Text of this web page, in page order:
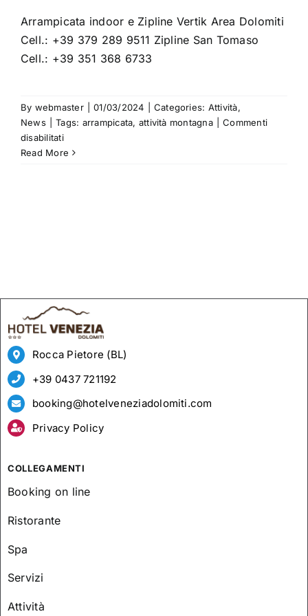
Arrampicata indoor e Zipline Vertik Area Dolomiti
Cell.: +39 379 289 9511 Zipline San Tomaso
Cell.: +39 351 368 6733
By webmaster 01/03/2024 Categories: Attività,
News
Tags: arrampicata, attività montagna
Commenti
disabilitatisu
Arrampicata
Read More
Rocca Pietore (BL)
+39 0437 721192
booking@hotelveneziadolomiti.com
Privacy Policy
COLLEGAMENTI
Booking on line
Ristorante
Spa
Servizi
Attività